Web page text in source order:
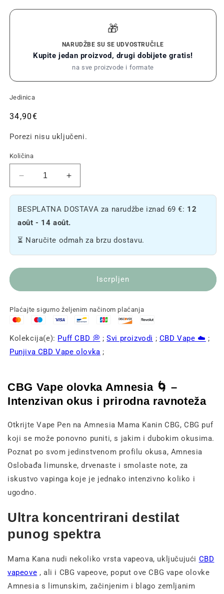
🎁
NARUDŽBE SU SE UDVOSTRUČILE
Kupite jedan proizvod, drugi dobijete gratis!
na sve proizvode i formate
Jedinica
Redovna
34,90€
Porezi nisu uključeni.
Količina
Smanjite
količinu
vape
pena
🌀
Povećajte
količinu
Vape
olovke
🌀
BESPLATNA DOSTAVA za narudžbe iznad 69 €: 12
août - 14 août.
⏳ Naručite odmah za brzu dostavu.
Iscrpljen
Plaćajte sigurno željenim načinom plaćanja
Kolekcija(e): Puff CBD 💭 ;Svi proizvodi ; CBD Vape ☁️ ;
Punjiva CBD Vape olovka ;
CBG Vape olovka Amnesia 🌀 –
Intenzivan okus i prirodna ravnoteža
Otkrijte Vape Pen na Amnesia Mama Kanin CBG, CBG puf
koji se može ponovno puniti, s jakim i dubokim okusima.
Poznat po svom jedinstvenom profilu okusa, Amnesia
Oslobađa limunske, drvenaste i smolaste note, za
iskustvo vapinga koje je jednako intenzivno koliko i
ugodno.
Ultra koncentrirani destilat
punog spektra
Mama Kana nudi nekoliko vrsta vapeova, uključujući CBD
vapeove , ali i CBG vapeove, poput ove CBG vape olovke
Amnesia s limunskim, začinjenim i blago zemljanim